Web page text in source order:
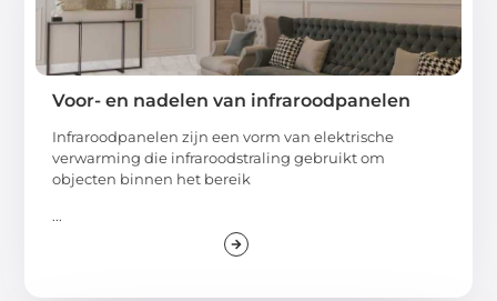
Voor- en nadelen van infraroodpanelen
Infraroodpanelen zijn een vorm van elektrische
verwarming die infraroodstraling gebruikt om
objecten binnen het bereik
...